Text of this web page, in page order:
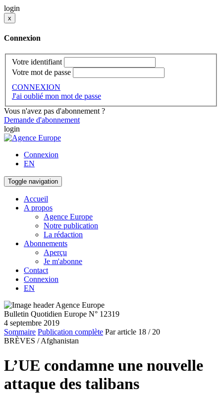
login
x
Connexion
Votre identifiant
Votre mot de passe
CONNEXION
J'ai oublié mon mot de passe
Vous n'avez pas d'abonnement ?
Demande d'abonnement
login
Connexion
EN
Toggle navigation
Accueil
A propos
Agence Europe
Notre publication
La rédaction
Abonnements
Aperçu
Je m'abonne
Contact
Connexion
EN
Bulletin Quotidien Europe N° 12319
4 septembre 2019
Sommaire Publication complète Par article 18 / 20
BRÈVES / Afghanistan
L’UE condamne une nouvelle
attaque des talibans